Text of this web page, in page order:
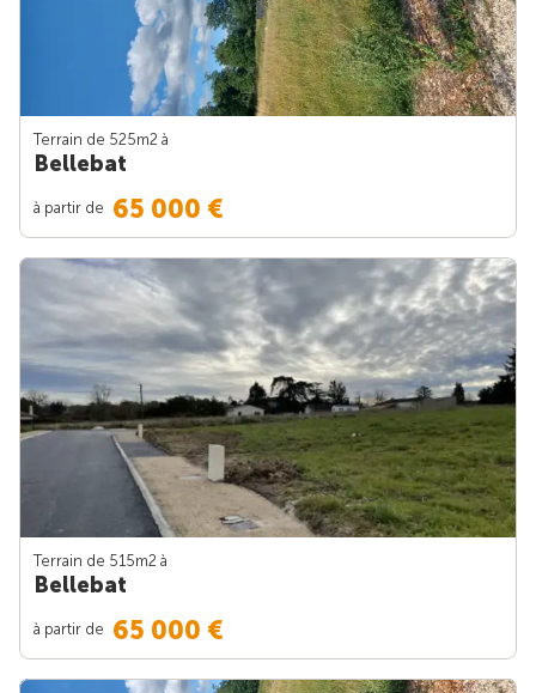
Terrain de 525m2 à
Bellebat
à partir de 65 000 €
Terrain de 515m2 à
Bellebat
à partir de 65 000 €